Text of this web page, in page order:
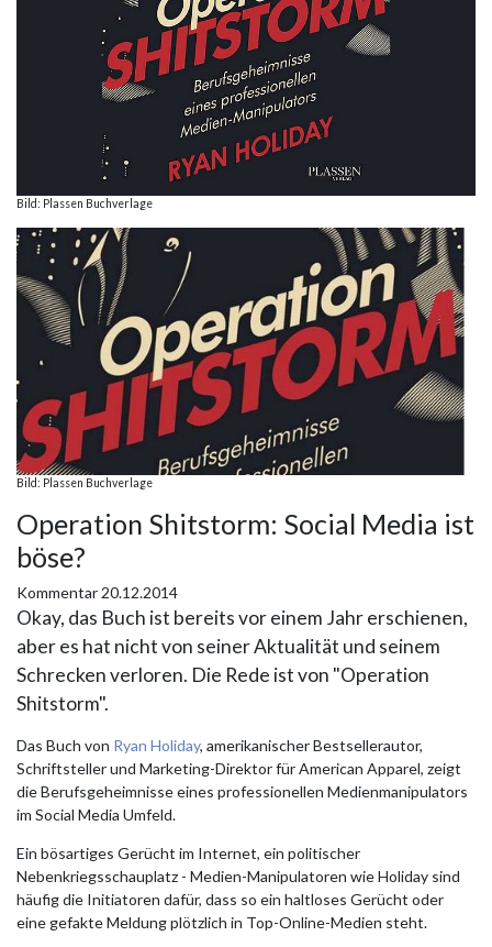
Bild: Plassen Buchverlage
Bild: Plassen Buchverlage
Operation Shitstorm: Social Media ist
böse?
Kommentar20.12.2014
Okay, das Buch ist bereits vor einem Jahr erschienen,
aber es hat nicht von seiner Aktualität und seinem
Schrecken verloren. Die Rede ist von "Operation
Shitstorm".
Das Buch von Ryan Holiday, amerikanischer Bestsellerautor,
Schriftsteller und Marketing-Direktor für American Apparel, zeigt
die Berufsgeheimnisse eines professionellen Medienmanipulators
im Social Media Umfeld.
Ein bösartiges Gerücht im Internet, ein politischer
Nebenkriegsschauplatz - Medien-Manipulatoren wie Holiday sind
häufig die Initiatoren dafür, dass so ein haltloses Gerücht oder
eine gefakte Meldung plötzlich in Top-Online-Medien steht.